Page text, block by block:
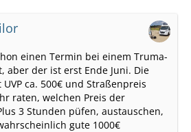
einen Termin bei einem Truma-
aber der ist erst Ende Juni. Die
ca. 500€ und Straßenpreis
raten, welchen Preis der
3 Stunden püfen, austauschen,
gute 1000€